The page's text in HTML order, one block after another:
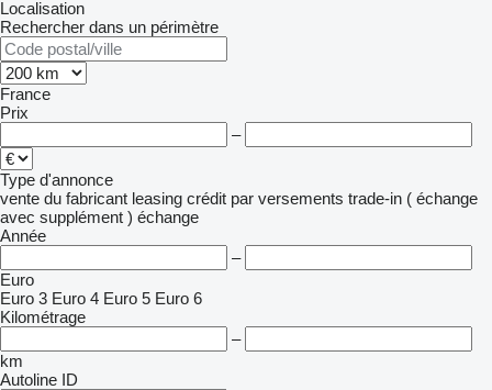
Localisation
Rechercher dans un périmètre
France
Prix
–
Type d'annonce
vente du fabricant leasing crédit par versements trade-in ( échange
avec supplément ) échange
Année
–
Euro
Euro 3 Euro 4 Euro 5 Euro 6
Kilométrage
–
km
Autoline ID